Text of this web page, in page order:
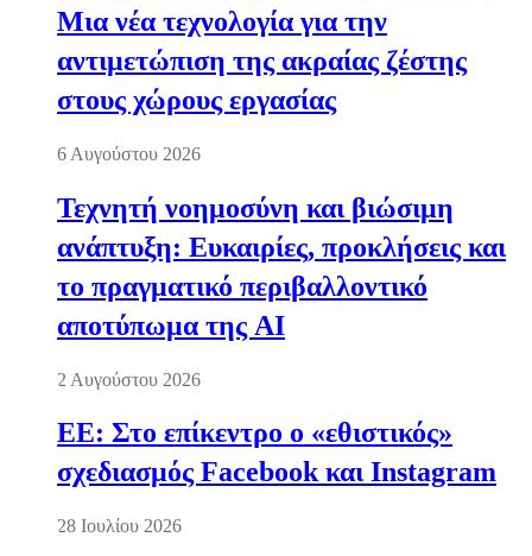
Μια νέα τεχνολογία για την
αντιμετώπιση της ακραίας ζέστης
στους χώρους εργασίας
6 Αυγούστου 2026
Τεχνητή νοημοσύνη και βιώσιμη
ανάπτυξη: Ευκαιρίες, προκλήσεις και
το πραγματικό περιβαλλοντικό
αποτύπωμα της AI
2 Αυγούστου 2026
ΕΕ: Στο επίκεντρο ο «εθιστικός»
σχεδιασμός Facebook και Instagram
28 Ιουλίου 2026